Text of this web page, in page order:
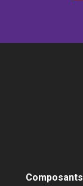
Composants